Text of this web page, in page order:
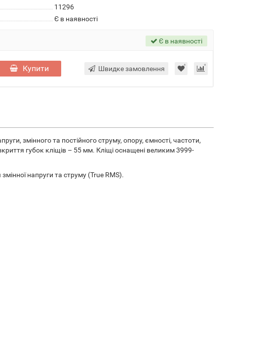
11296
Є в наявності
Є в наявності
Купити Швидке замовлення
змінного та постійного струму, опору, ємності, частоти,
губок кліщів – 55 мм. Кліщі оснащені великим 3999-
напруги та струму (True RMS).